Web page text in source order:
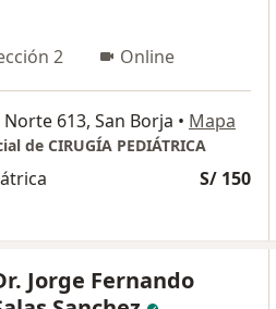
2 Online
613, San Borja • Mapa
de CIRUGÍA PEDIÁTRICA
S/ 150
Jorge Fernando